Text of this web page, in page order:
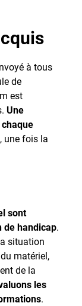
à tous
de
est
Une
une fois la
sont
de handicap.
situation
matériel,
de la
les
.